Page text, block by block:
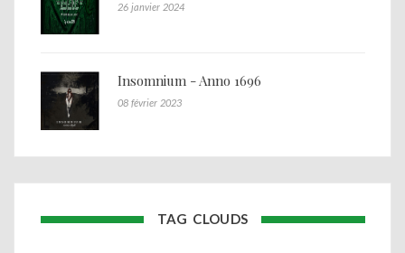
26 janvier 2024
Insomnium - Anno 1696
08 février 2023
TAG CLOUDS